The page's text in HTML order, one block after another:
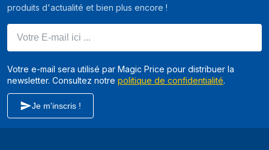
Tailles des
radiateurs avant
prises en charge
120,140,240,280,360 mm
radiateurs arrière
prises en charge
Tailles des
radiateurs
produits d'actualité et bien plus encore !
Votre e-mail sera utilisé par Magic Price pour distribuer la
newsletter. Consultez notre politique de confidentialité.
Je m'inscris !